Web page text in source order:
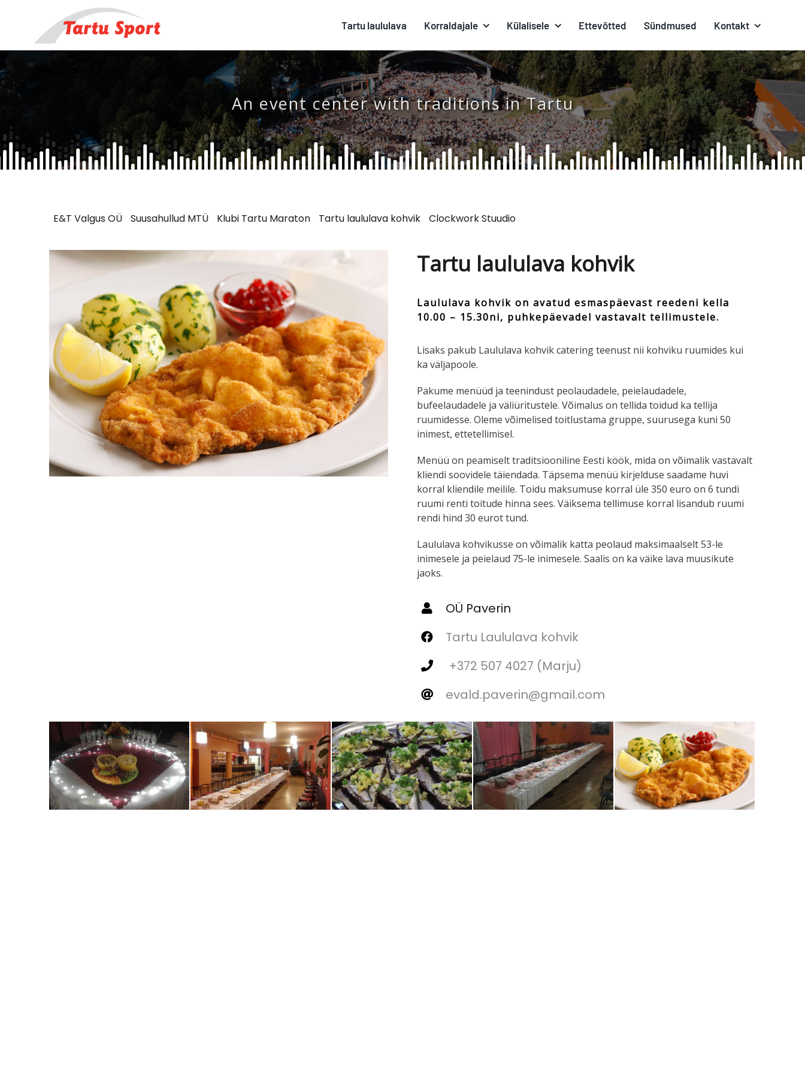
Tartu laululava Korraldajale Külalisele Ettevõtted Sündmused Kontakt
An event center with traditions in Tartu
E&T Valgus OÜ Suusahullud MTÜ Klubi Tartu Maraton Tartu laululava kohvik Clockwork Stuudio
Tartu laululava kohvik
Laululava kohvik on avatud esmaspäevast reedeni kella
10.00 – 15.30ni, puhkepäevadel vastavalt tellimustele.
Lisaks pakub Laululava kohvik catering teenust nii kohviku ruumides kui
ka väljapoole.
Pakume menüüd ja teenindust peolaudadele, peielaudadele,
bufeelaudadele ja väliüritustele. Võimalus on tellida toidud ka tellija
ruumidesse. Oleme võimelised toitlustama gruppe, suurusega kuni 50
inimest, ettetellimisel.
Menüü on peamiselt traditsiooniline Eesti köök, mida on võimalik vastavalt
kliendi soovidele täiendada. Täpsema menüü kirjelduse saadame huvi
korral kliendile meilile. Toidu maksumuse korral üle 350 euro on 6 tundi
ruumi renti toitude hinna sees. Väiksema tellimuse korral lisandub ruumi
rendi hind 30 eurot tund.
Laululava kohvikusse on võimalik katta peolaud maksimaalselt 53-le
inimesele ja peielaud 75-le inimesele. Saalis on ka väike lava muusikute
jaoks.
OÜ Paverin
Tartu Laululava kohvik
+372 507 4027 (Marju)
evald.paverin@gmail.com